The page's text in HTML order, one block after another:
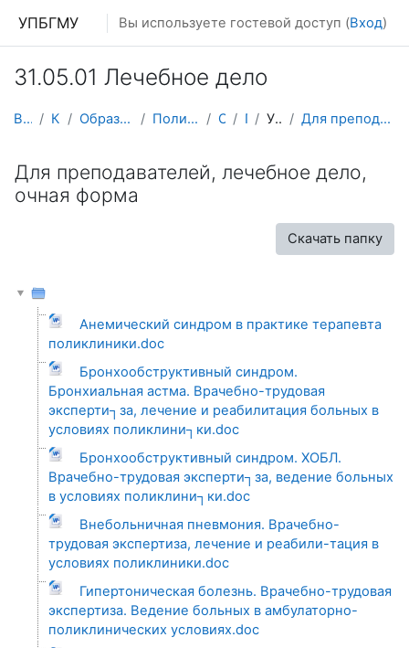
УПБГМУ Вы используете гостевой доступ (Вход)
31.05.01 Лечебное дело
В начало Кафедры Образование 2025-2026 уч.год Поликлинической терапии О курсе ПТЛФ УММ 2013 г. Для преподавателей, лечебное дело, очная форма
Для преподавателей, лечебное дело,
очная форма
Скачать папку
Анемический синдром в практике терапевта
поликлиники.doc
Бронхообструктивный синдром.
Бронхиальная астма. Врачебно-трудовая
эксперти┐за, лечение и реабилитация больных в
условиях поликлини┐ки.doc
Бронхообструктивный синдром. ХОБЛ.
Врачебно-трудовая эксперти┐за, ведение больных
в условиях поликлини┐ки.doc
Внебольничная пневмония. Врачебно-
трудовая экспертиза, лечение и реабили-тация в
условиях поликлиники.doc
Гипертоническая болезнь. Врачебно-трудовая
экспертиза. Ведение больных в амбулаторно-
поликлинических условиях.doc